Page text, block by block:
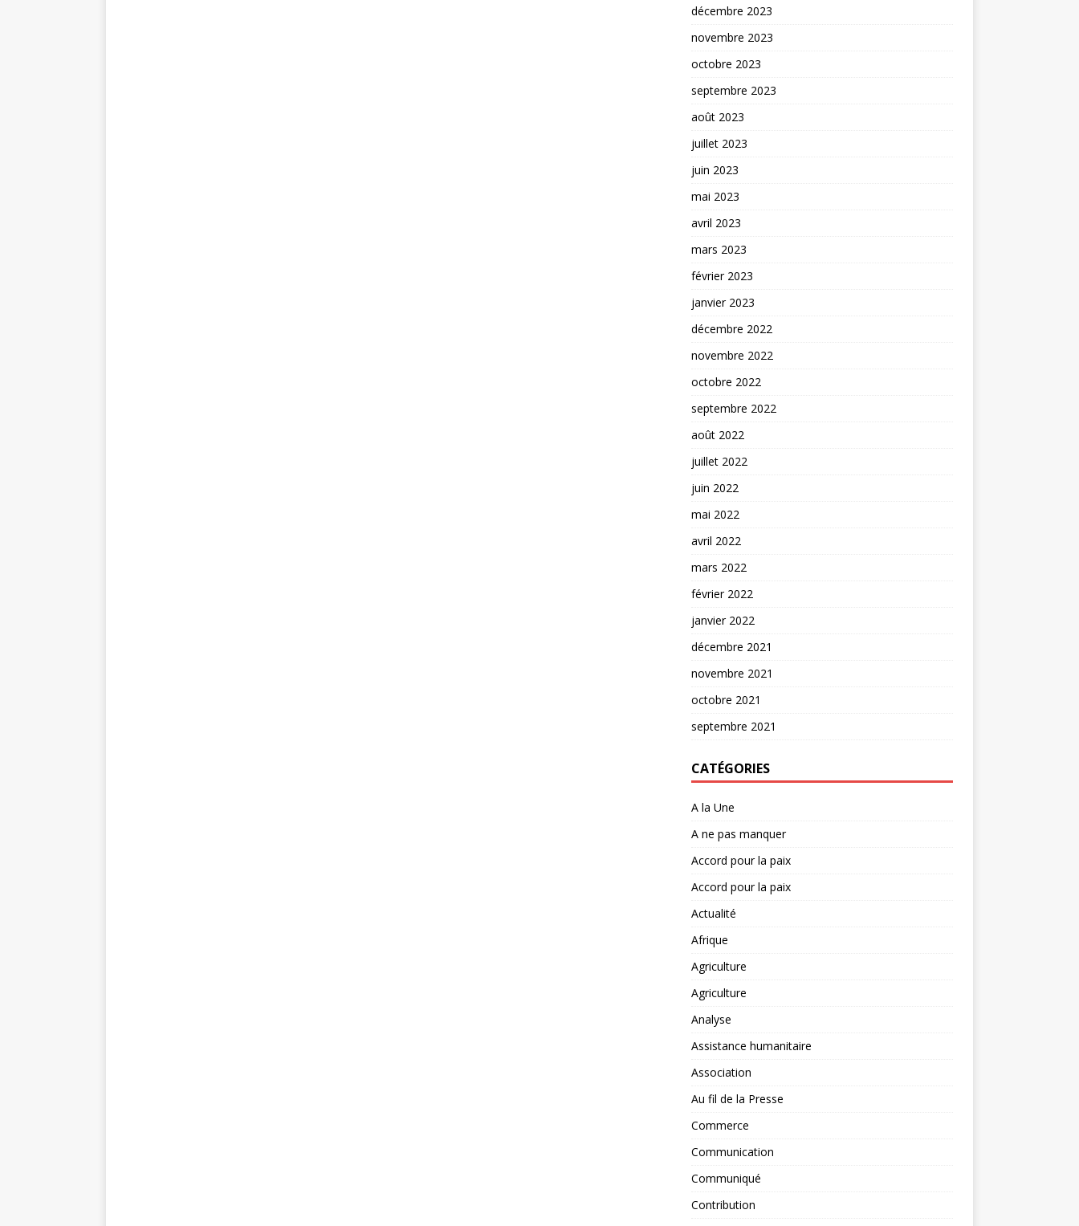
décembre 2023
novembre 2023
octobre 2023
septembre 2023
août 2023
juillet 2023
juin 2023
mai 2023
avril 2023
mars 2023
février 2023
janvier 2023
décembre 2022
novembre 2022
octobre 2022
septembre 2022
août 2022
juillet 2022
juin 2022
mai 2022
avril 2022
mars 2022
février 2022
janvier 2022
décembre 2021
novembre 2021
octobre 2021
septembre 2021
CATÉGORIES
A la Une
A ne pas manquer
Accord pour la paix
Accord pour la paix
Actualité
Afrique
Agriculture
Agriculture
Analyse
Assistance humanitaire
Association
Au fil de la Presse
Commerce
Communication
Communiqué
Contribution